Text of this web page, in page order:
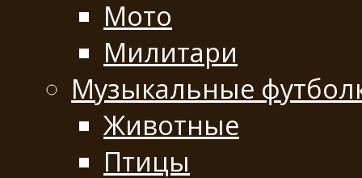
Мото
Милитари
Музыкальные
Животные
Птицы